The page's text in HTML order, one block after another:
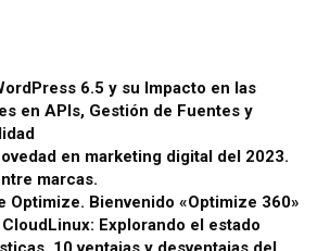
6.5 y su Impacto en las
en APIs, Gestión de Fuentes y
en marketing digital del 2023.
marcas.
Optimize. Bienvenido «Optimize 360»
Explorando el estado